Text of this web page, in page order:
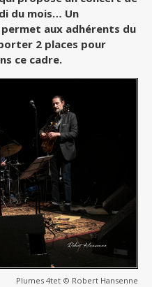
du mois… Un
aux adhérents du
2 places pour
ce cadre.
Plumes 4tet © Robert Hansenne